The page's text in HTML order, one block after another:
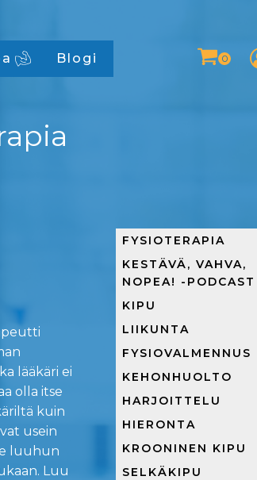
Blogi
lääkäri ei
olla itse
kuin
usein
luuhun
Luu
FYSIOTERAPIA
KESTÄVÄ, VAHVA,
NOPEA! -PODCAST
KIPU
LIIKUNTA
FYSIOVALMENNUS
KEHONHUOLTO
HARJOITTELU
HIERONTA
KROONINEN KIPU
SELKÄKIPU